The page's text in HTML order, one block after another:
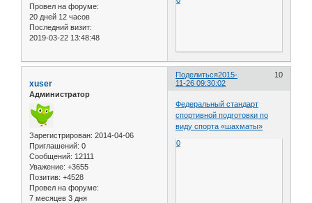
Провел на форуме:
20 дней 12 часов
Последний визит:
2019-03-22 13:48:48
Поделиться 10
2015-
11-26 09:30:02
xuser
Администратор
Зарегистрирован: 2014-04-06
Приглашений: 0
Сообщений: 12111
Уважение: +3655
Позитив: +4528
Провел на форуме:
7 месяцев 3 дня
Федеральный стандарт
спортивной подготовки по
виду спорта «шахматы»
0